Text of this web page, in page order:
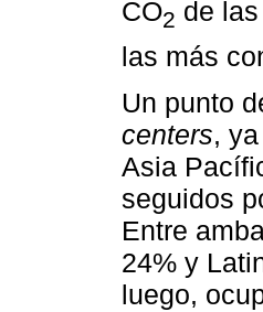
CO2 de
las más
Un punto
centers,
Asia
seguidos
Entre
24% y
luego,